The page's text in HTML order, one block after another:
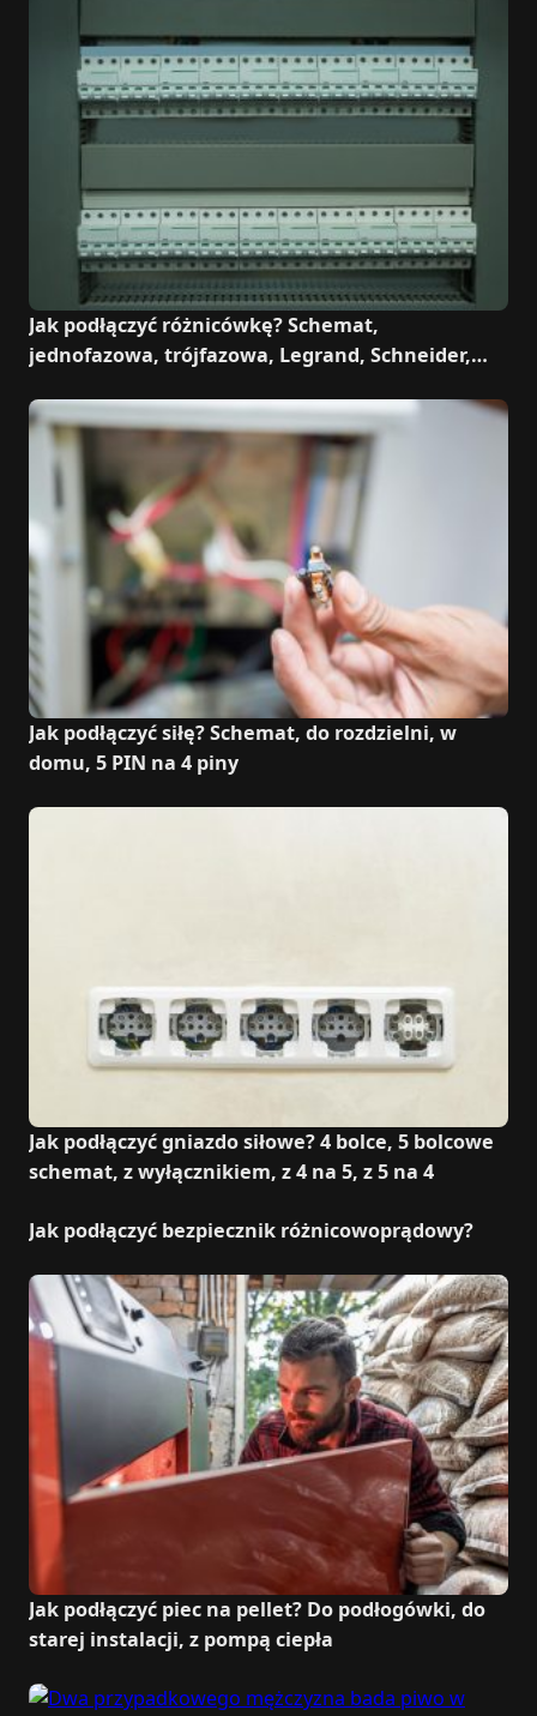
Jak podłączyć różnicówkę? Schemat,
jednofazowa, trójfazowa, Legrand, Schneider,
Jak podłączyć siłę? Schemat, do rozdzielni, w
domu, 5 PIN na 4 piny
Jak podłączyć gniazdo siłowe? 4 bolce, 5 bolcowe
schemat, z wyłącznikiem, z 4 na 5, z 5 na 4
Jak podłączyć bezpiecznik różnicowoprądowy?
Jak podłączyć piec na pellet? Do podłogówki, do
starej instalacji, z pompą ciepła